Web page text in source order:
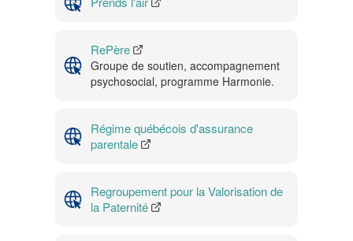
RePère
Groupe de soutien, accompagnement
psychosocial, programme Harmonie.
Régime québécois d'assurance
parentale
Regroupement pour la Valorisation de
la Paternité